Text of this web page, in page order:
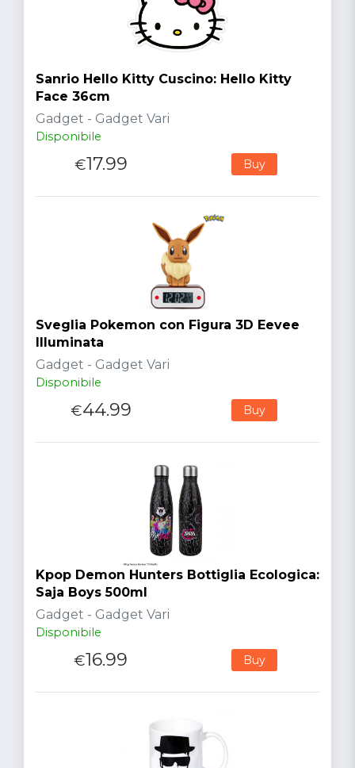
Sanrio Hello Kitty Cuscino: Hello Kitty
Face 36cm
Gadget - Gadget Vari
Disponibile
€17.99 Buy
Sveglia Pokemon con Figura 3D Eevee
Illuminata
Gadget - Gadget Vari
Disponibile
€44.99 Buy
Kpop Demon Hunters Bottiglia Ecologica:
Saja Boys 500ml
Gadget - Gadget Vari
Disponibile
€16.99 Buy